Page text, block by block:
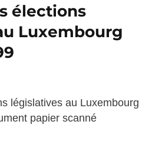
élections
Luxembourg
législatives au Luxembourg
papier scanné